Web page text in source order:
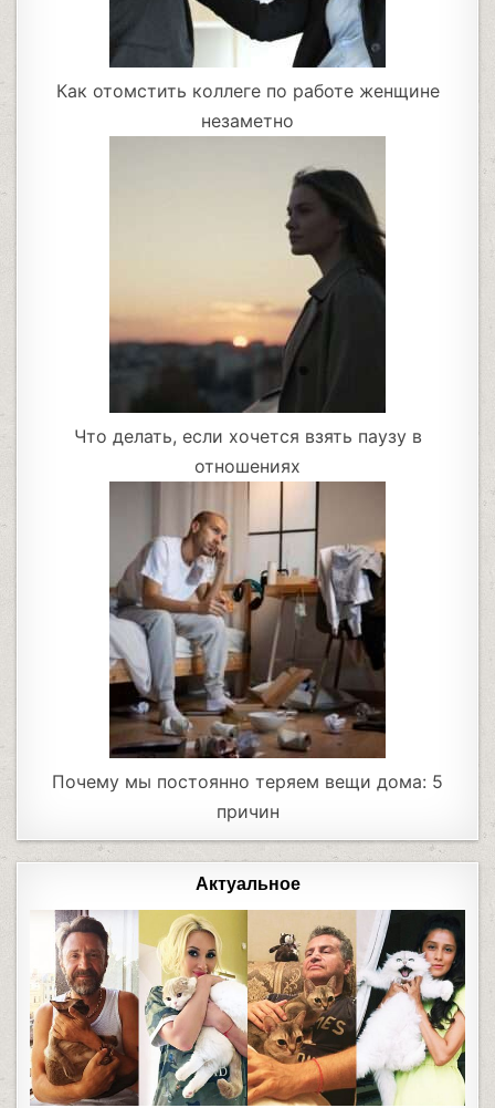
Как отомстить коллеге по работе женщине
незаметно
Что делать, если хочется взять паузу в
отношениях
Почему мы постоянно теряем вещи дома: 5
причин
Актуальное